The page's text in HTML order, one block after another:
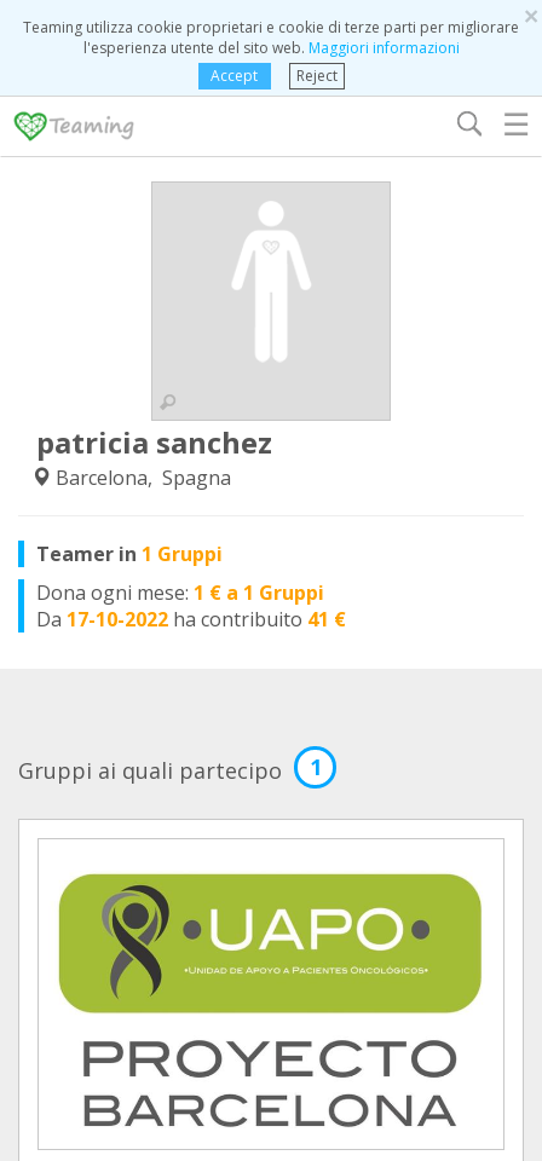
×
Teaming utilizza cookie proprietari e cookie di terze parti per migliorare
l'esperienza utente del sito web. Maggiori informazioni
Accept
Reject
☰
patricia sanchez
Barcelona, Spagna
Teamer in 1 Gruppi
Dona ogni mese: 1 € a 1 Gruppi
Da 17-10-2022 ha contribuito 41 €
Gruppi ai quali partecipo 1